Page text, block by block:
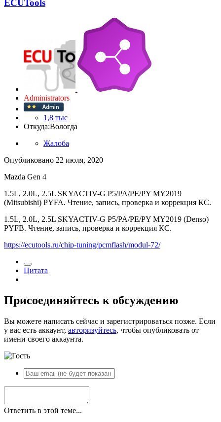
ECUTools
Administrators
1,8 тыс
Откуда:Вологда
Жалоба
Опубликовано 22 июля, 2020
Mazda Gen 4
1.5L, 2.0L, 2.5L SKYACTIV-G P5/PA/PE/PY MY2019
(Mitsubishi) PYFA. Чтение, запись, проверка и коррекция КС.
1.5L, 2.0L, 2.5L SKYACTIV-G P5/PA/PE/PY MY2019 (Denso)
PYFB. Чтение, запись, проверка и коррекция КС.
https://ecutools.ru/chip-tuning/pcmflash/modul-72/
Цитата
Присоединяйтесь к обсуждению
Вы можете написать сейчас и зарегистрироваться позже. Если
у вас есть аккаунт, авторизуйтесь, чтобы опубликовать от
имени своего аккаунта.
Ответить в этой теме...